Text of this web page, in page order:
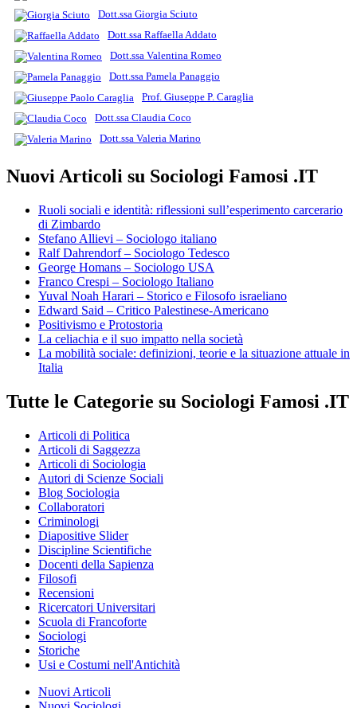
Dott.ssa Giorgia Sciuto
Dott.ssa Raffaella Addato
Dott.ssa Valentina Romeo
Dott.ssa Pamela Panaggio
Prof. Giuseppe P. Caraglia
Dott.ssa Claudia Coco
Dott.ssa Valeria Marino
Nuovi Articoli su Sociologi Famosi .IT
Ruoli sociali e identità: riflessioni sull’esperimento carcerario
di Zimbardo
Stefano Allievi – Sociologo italiano
Ralf Dahrendorf – Sociologo Tedesco
George Homans – Sociologo USA
Franco Crespi – Sociologo Italiano
Yuval Noah Harari – Storico e Filosofo israeliano
Edward Said – Critico Palestinese-Americano
Positivismo e Protostoria
La celiachia e il suo impatto nella società
La mobilità sociale: definizioni, teorie e la situazione attuale in
Italia
Tutte le Categorie su Sociologi Famosi .IT
Articoli di Politica
Articoli di Saggezza
Articoli di Sociologia
Autori di Scienze Sociali
Blog Sociologia
Collaboratori
Criminologi
Diapositive Slider
Discipline Scientifiche
Docenti della Sapienza
Filosofi
Recensioni
Ricercatori Universitari
Scuola di Francoforte
Sociologi
Storiche
Usi e Costumi nell'Antichità
Nuovi Articoli